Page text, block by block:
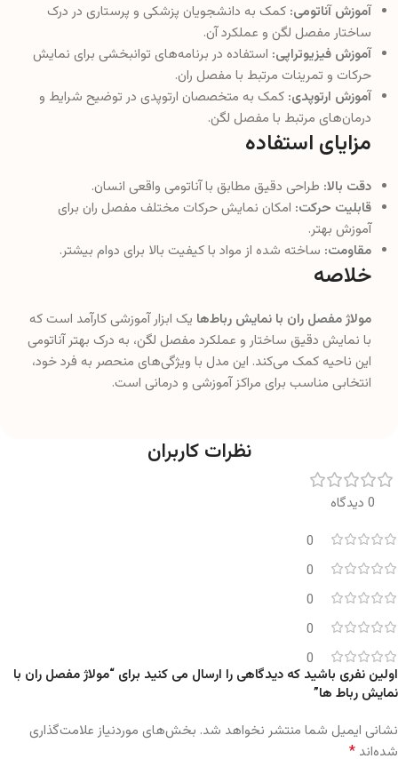
آموزش آناتومی: کمک به دانشجویان پزشکی و پرستاری در درک
ساختار مفصل لگن و عملکرد آن.
آموزش فیزیوتراپی: استفاده در برنامه‌های توانبخشی برای نمایش
حرکات و تمرینات مرتبط با مفصل ران.
آموزش ارتوپدی: کمک به متخصصان ارتوپدی در توضیح شرایط و
درمان‌های مرتبط با مفصل لگن.
مزایای استفاده
دقت بالا: طراحی دقیق مطابق با آناتومی واقعی انسان.
قابلیت حرکت: امکان نمایش حرکات مختلف مفصل ران برای
آموزش بهتر.
مقاومت: ساخته شده از مواد با کیفیت بالا برای دوام بیشتر.
خلاصه
مولاژ مفصل ران با نمایش رباط‌ها یک ابزار آموزشی کارآمد است که
با نمایش دقیق ساختار و عملکرد مفصل لگن، به درک بهتر آناتومی
این ناحیه کمک می‌کند. این مدل با ویژگی‌های منحصر به فرد خود،
انتخابی مناسب برای مراکز آموزشی و درمانی است.
نظرات کاربران
0 دیدگاه
0
0
0
0
0
اولین نفری باشید که دیدگاهی را ارسال می کنید برای “مولاژ مفصل ران با
نمایش رباط ها”
نشانی ایمیل شما منتشر نخواهد شد. بخش‌های موردنیاز علامت‌گذاری
شده‌اند *